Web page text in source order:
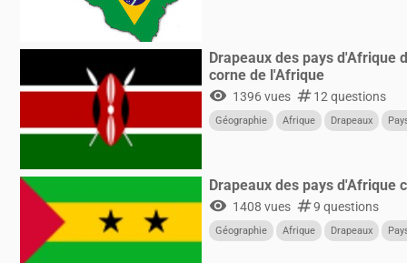
Drapeaux des pays d'Afrique
corne de l'Afrique
visibility 1396 vues numbers12 questions
Géographie Afrique Drapeaux
Drapeaux des pays d'Afrique
visibility 1408 vues numbers9 questions
Géographie Afrique Drapeaux